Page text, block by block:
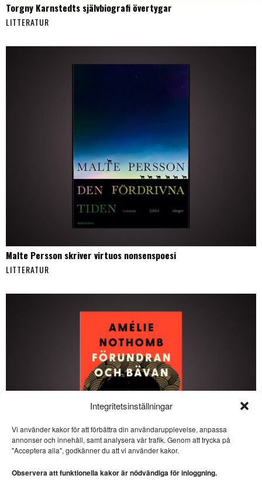
Integritetsinställningar
Vi använder kakor för att förbättra din användarupplevelse, anpassa
annonser och innehåll, samt analysera vår trafik. Genom att trycka på
"Acceptera alla", godkänner du att vi använder kakor.
Observera att funktionella kakor är nödvändiga för inloggning.
Torgny Karnstedts självbiografi övertygar
LITTERATUR
Malte Persson skriver virtuos nonsenspoesi
LITTERATUR
SE ÄVEN
litterär östtysk klassiker